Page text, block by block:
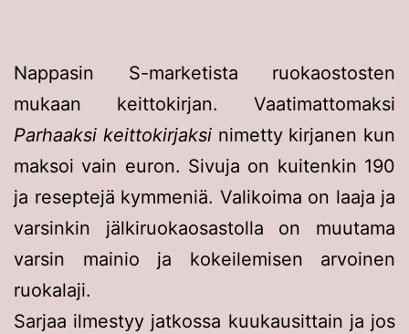
Nappasin S-marketista ruokaostosten
mukaan keittokirjan. Vaatimattomaksi
Parhaaksi keittokirjaksinimetty kirjanen kun
maksoi vain euron. Sivuja on kuitenkin 190
ja reseptejä kymmeniä. Valikoima on laaja ja
varsinkin jälkiruokaosastolla on muutama
varsin mainio ja kokeilemisen arvoinen
ruokalaji.
Sarjaa ilmestyy jatkossa kuukausittain ja jos